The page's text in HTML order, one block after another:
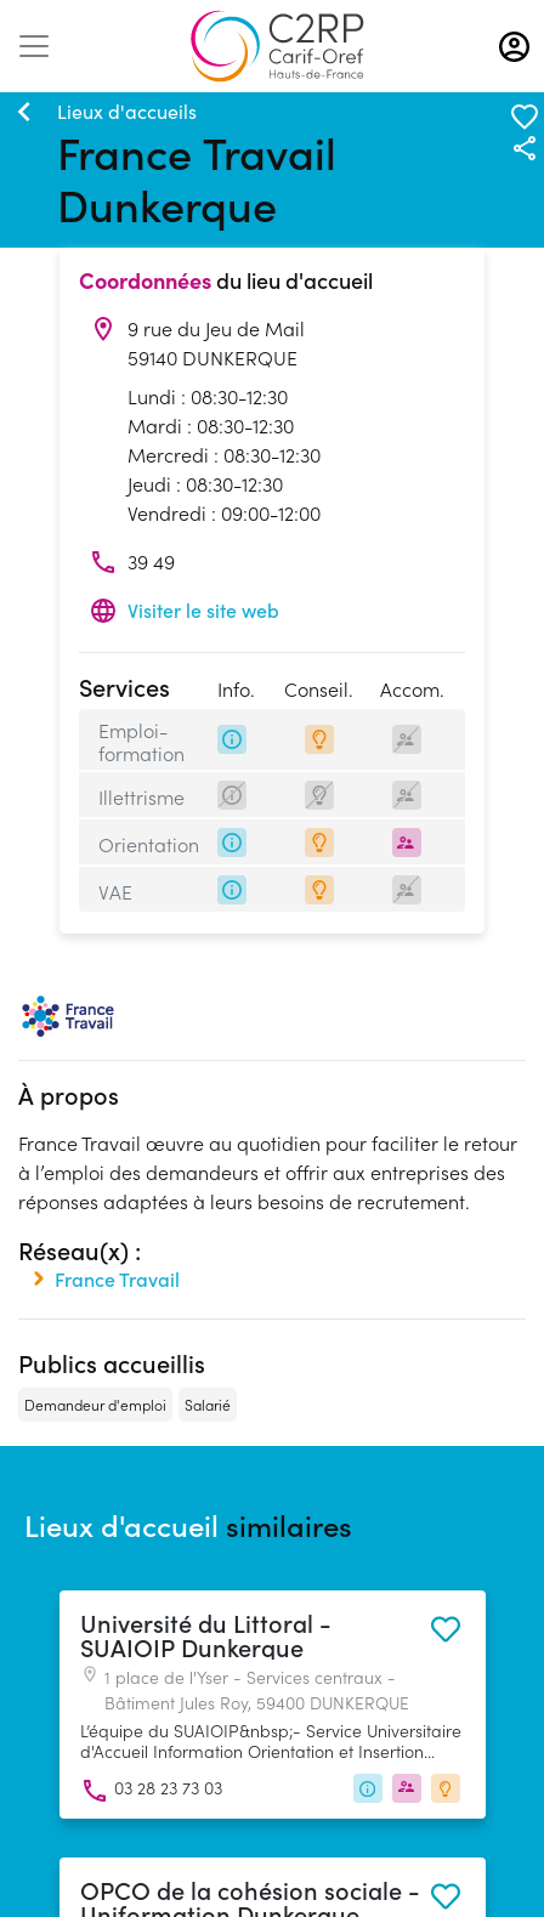
Aller
au
contenu
Lieux d'accueils
France Travail
Dunkerque
Coordonnéesdu lieu d'accueil
9 rue du Jeu de Mail
59140 DUNKERQUE
Lundi : 08:30-12:30
Mardi : 08:30-12:30
Mercredi : 08:30-12:30
Jeudi : 08:30-12:30
Vendredi : 09:00-12:00
39 49
Visiter le site web
Services Info. Conseil.
Accom.
Emploi-
formation
Illettrisme
Orientation
VAE
À propos
France Travail œuvre au quotidien pour faciliter le retour
à l’emploi des demandeurs et offrir aux entreprises des
réponses adaptées à leurs besoins de recrutement.
Réseau(x) :
France Travail
Publics accueillis
Demandeur d'emploi Salarié
Lieux d'accueil similaires
Université du Littoral -
SUAIOIP Dunkerque
1 place de l'Yser - Services centraux -
Bâtiment Jules Roy, 59400 DUNKERQUE
L’équipe du SUAIOIP&nbsp;- Service Universitaire
d'Accueil Information Orientation et Insertion
Professionnelle&nbsp;- est à votre service pour
toute information dans les domaines de
l’orientation, les stages et l’insertion
03 28 23 73 03
OPCO de la cohésion sociale -